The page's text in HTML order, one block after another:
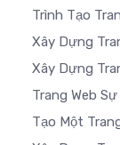
Trình Tạo
Xây Dựng
Xây Dựng
Trang Web Sự
Tạo Một